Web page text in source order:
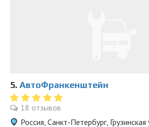
5. АвтоФранкенштейн
18 отзывов
Россия, Санкт-Петербург, Грузинская